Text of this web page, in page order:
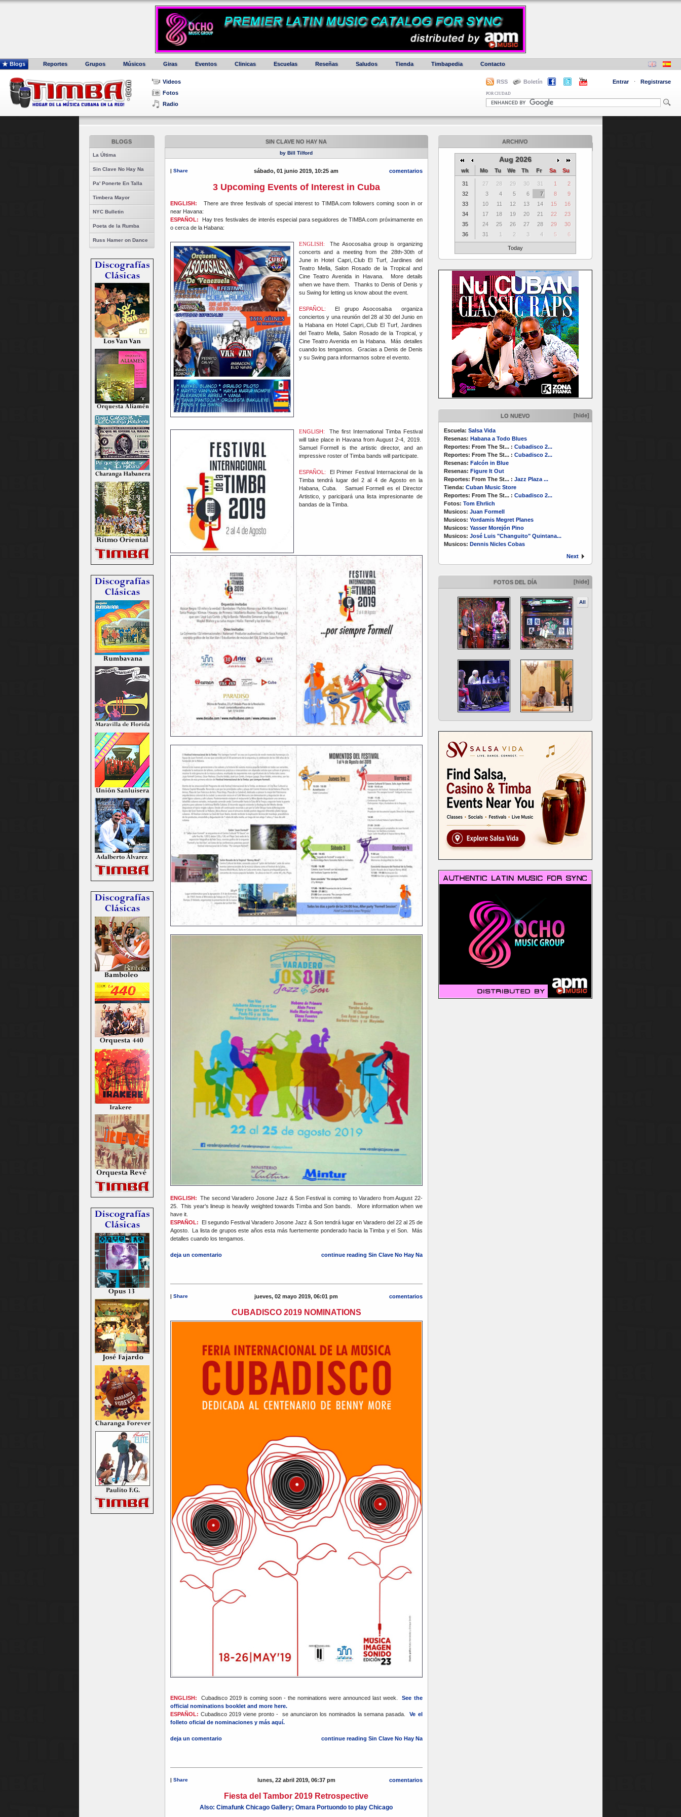
Blogs Reportes Grupos Músicos Giras Eventos Clinicas Escuelas Reseñas Saludos Tienda Timbapedia Contacto
Videos
Fotos
Radio
RSS Boletín Entrar · Registrarse
POR CIUDAD
BLOGS
La Última
Sin Clave No Hay Na
Pa' Ponerte En Talla
Timbera Mayor
NYC Bulletin
Poeta de la Rumba
Russ Hamer on Dance
ARCHIVO
Aug 2026
wk Mo Tu We Th Fr Sa Su
31 27 28 29 30 31 1
2
32
3 4 5 6 7 8
9
33
10 11 12 13 14 15
16
34
17 18 19 20 21 22
23
35
24 25 26 27 28 29
30
36
31 1 2 3 4 5 6
Today
LO NUEVO [hide]
Escuela: Salsa Vida
Resenas: Habana a Todo Blues
Reportes: From The St... : Cubadisco 2...
Reportes: From The St... : Cubadisco 2...
Resenas: Falcón in Blue
Resenas: Figure It Out
Reportes: From The St... : Jazz Plaza ...
Tienda: Cuban Music Store
Reportes: From The St... : Cubadisco 2...
Fotos: Tom Ehrlich
Musicos: Juan Formell
Musicos: Yordamis Megret Planes
Musicos: Yasser Morejón Pino
Musicos: José Luis "Changuito" Quintana...
Musicos: Dennis Nicles Cobas
Next
FOTOS DEL DÍA [hide]
All
SIN CLAVE NO HAY NA
by Bill Tilford
| Share sábado, 01 junio 2019, 10:25 am comentarios
3 Upcoming Events of Interest in Cuba
ENGLISH:
There are three festivals of special interest to TIMBA.com followers coming soon in or
near Havana:
ESPAÑOL:
Hay tres festivales de interés especial para seguidores de TIMBA.com próximamente en
o cerca de la Habana:
ENGLISH: The Asocosalsa group is organizing
concerts and a meeting from the 28th-30th of
June in Hotel Capri,.Club El Turf, Jardines del
Teatro Mella, Salon Rosado de la Tropical and
Cine Teatro Avenida in Havana. More details
when we have them. Thanks to Denis of Denis y
su Swing for letting us know about the event.
ESPAÑOL:
El grupo Asocosalsa organiza
conciertos y una reunión del 28 al 30 del Junio en
la Habana en Hotel Capri,.Club El Turf, Jardines
del Teatro Mella, Salon Rosado de la Tropical, y
Cine Teatro Avenida en la Habana. Más detalles
cuando los tengamos. Gracias a Denis de Denis
y su Swing para informarnos sobre el evento.
ENGLISH:
The first International Timba Festival
will take place in Havana from August 2-4, 2019.
Samuel Formell is the artistic director, and an
impressive roster of Timba bands will participate.
ESPAÑOL: El Primer Festival Internacional de la
Timba tendrá lugar del 2 al 4 de Agosto en la
Habana, Cuba. Samuel Formell es el Director
Artistico, y paricipará una lista impresionante de
bandas de la Timba.
ENGLISH: The second Varadero Josone Jazz & Son Festival is coming to Varadero from August 22-
25. This year's lineup is heavily weighted towards Timba and Son bands. More information when we
have it.
ESPAÑOL: El segundo Festival Varadero Josone Jazz & Son tendrá lugar en Varadero del 22 al 25 de
Agosto. La lista de grupos este años esta más fuertemente ponderado hacia la Timba y el Son. Más
detalles cuando los tengamos.
deja un comentario continue reading Sin Clave No Hay Na
| Share jueves, 02 mayo 2019, 06:01 pm comentarios
CUBADISCO 2019 NOMINATIONS
ENGLISH: Cubadisco 2019 is coming soon - the nominations were announced last week.See the
official nominations booklet and more here.
ESPAÑOL: Cubadisco 2019 viene pronto - se anunciaron los nominados la semana pasada.Ve el
folleto oficial de nominaciones y más aquí.
deja un comentario continue reading Sin Clave No Hay Na
| Share lunes, 22 abril 2019, 06:37 pm comentarios
Fiesta del Tambor 2019 Retrospective
Also: Cimafunk Chicago Gallery; Omara Portuondo to play Chicago